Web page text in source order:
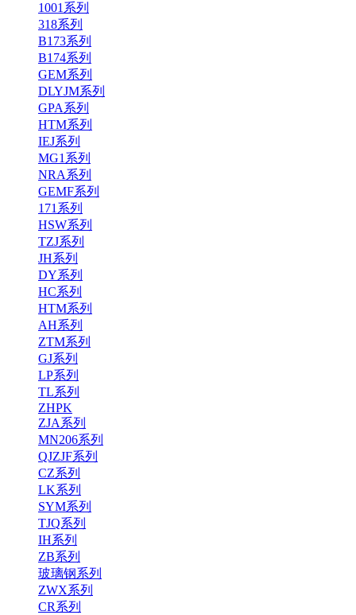
1001系列
318系列
B173系列
B174系列
GEM系列
DLYJM系列
GPA系列
HTM系列
IEJ系列
MG1系列
NRA系列
GEMF系列
171系列
HSW系列
TZJ系列
JH系列
DY系列
HC系列
HTM系列
AH系列
ZTM系列
GJ系列
LP系列
TL系列
ZHPK
ZJA系列
MN206系列
QJZJF系列
CZ系列
LK系列
SYM系列
TJQ系列
IH系列
ZB系列
玻璃钢系列
ZWX系列
CR系列